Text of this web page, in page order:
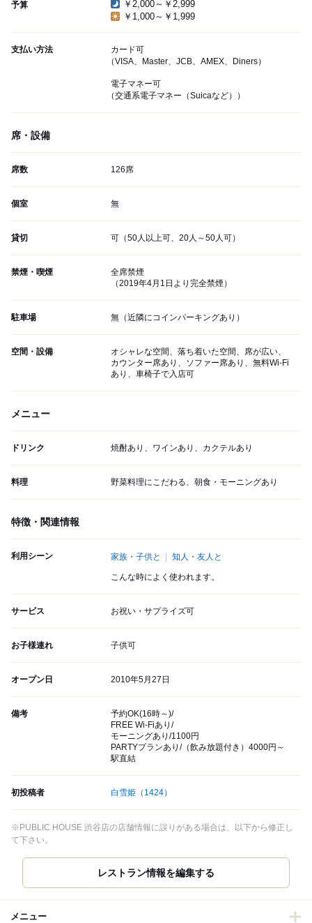
予算
￥2,000～￥2,999
￥1,000～￥1,999
支払い方法
カード可
（VISA、Master、JCB、AMEX、Diners）
電子マネー可
（交通系電子マネー（Suicaなど））
席・設備
席数 126席
個室 無
貸切 可（50人以上可、20人～50人可）
禁煙・喫煙
全席禁煙
（2019年4月1日より完全禁煙）
駐車場 無（近隣にコインパーキングあり）
空間・設備
オシャレな空間、落ち着いた空間、席が広い、
カウンター席あり、ソファー席あり、無料Wi-Fi
あり、車椅子で入店可
メニュー
ドリンク 焼酎あり、ワインあり、カクテルあり
料理 野菜料理にこだわる、朝食・モーニングあり
特徴・関連情報
利用シーン 家族・子供と 知人・友人と
こんな時によく使われます。
サービス お祝い・サプライズ可
お子様連れ 子供可
オープン日 2010年5月27日
備考
予約OK(16時～)/
FREE Wi-Fiあり/
モーニングあり/1100円
PARTYプランあり/（飲み放題付き）4000円～
駅直結
初投稿者 白雪姫 （1424）
※PUBLIC HOUSE 渋谷店の店舗情報に誤りがある場合は、以下から修正し
て下さい。
レストラン情報を編集する
メニュー